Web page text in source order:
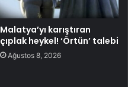
Malatya’yı karıştıran
çıplak heykel! ‘Örtün’ talebi
Ağustos 8, 2026